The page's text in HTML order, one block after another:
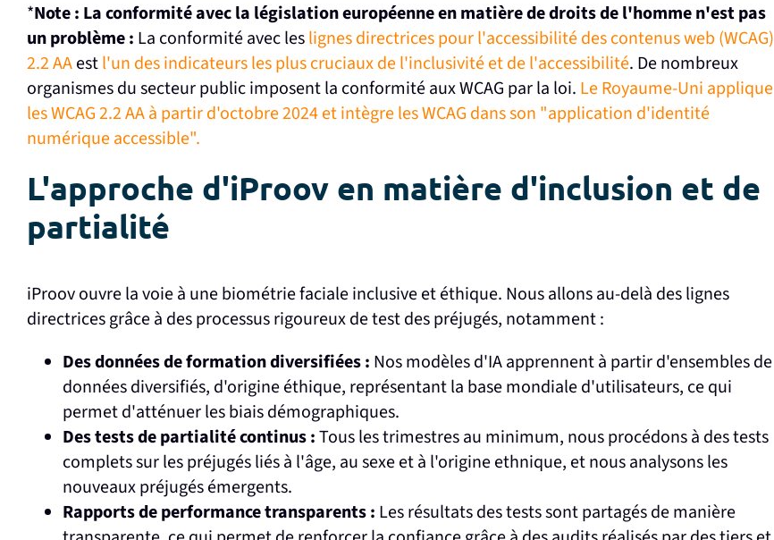
*Note : La conformité avec la législation européenne en matière de droits de l'homme n'est pas
un problème : La conformité avec leslignes directrices pour l'accessibilité des contenus web (WCAG)
2.2 AAestl'un des indicateurs les plus cruciaux de l'inclusivité et de l'accessibilité. De nombreux
organismes du secteur public imposent la conformité aux WCAG par la loi. Le Royaume-Uni applique
les WCAG 2.2 AA à partir d'octobre 2024 et intègre les WCAG dans son "application d'identité
numérique accessible".
L'approche d'iProov en matière d'inclusion et de
partialité
iProov ouvre la voie à une biométrie faciale inclusive et éthique. Nous allons au-delà des lignes
directrices grâce à des processus rigoureux de test des préjugés, notamment :
Des données de formation diversifiées : Nos modèles d'IA apprennent à partir d'ensembles de
données diversifiés, d'origine éthique, représentant la base mondiale d'utilisateurs, ce qui
permet d'atténuer les biais démographiques.
Des tests de partialité continus :Tous les trimestres au minimum, nous procédons à des tests
complets sur les préjugés liés à l'âge, au sexe et à l'origine ethnique, et nous analysons les
nouveaux préjugés émergents.
Rapports de performance transparents : Les résultats des tests sont partagés de manière